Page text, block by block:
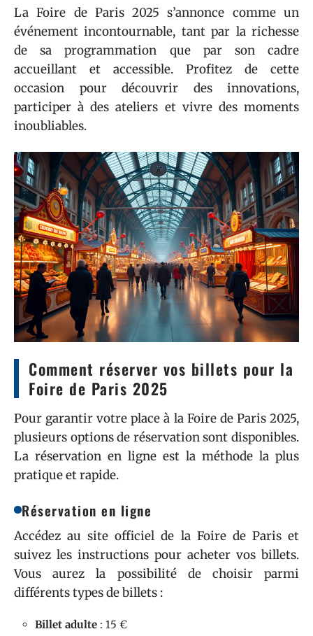
La Foire de Paris 2025 s’annonce comme un
événement incontournable, tant par la richesse
de sa programmation que par son cadre
accueillant et accessible. Profitez de cette
occasion pour découvrir des innovations,
participer à des ateliers et vivre des moments
inoubliables.
Comment réserver vos billets pour la
Foire de Paris 2025
Pour garantir votre place à la Foire de Paris 2025,
plusieurs options de réservation sont disponibles.
La réservation en ligne est la méthode la plus
pratique et rapide.
Réservation en ligne
Accédez au site officiel de la Foire de Paris et
suivez les instructions pour acheter vos billets.
Vous aurez la possibilité de choisir parmi
différents types de billets :
Billet adulte : 15 €